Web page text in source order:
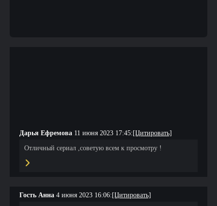
Дарья Ефремова 11 июня 2023 17:45: [Цитировать]
Отличный сериал ,советую всем к просмотру !
Гость Анна 4 июня 2023 16:06: [Цитировать]